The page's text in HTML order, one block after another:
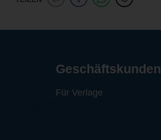
Geschäftskunden
Für Verlage